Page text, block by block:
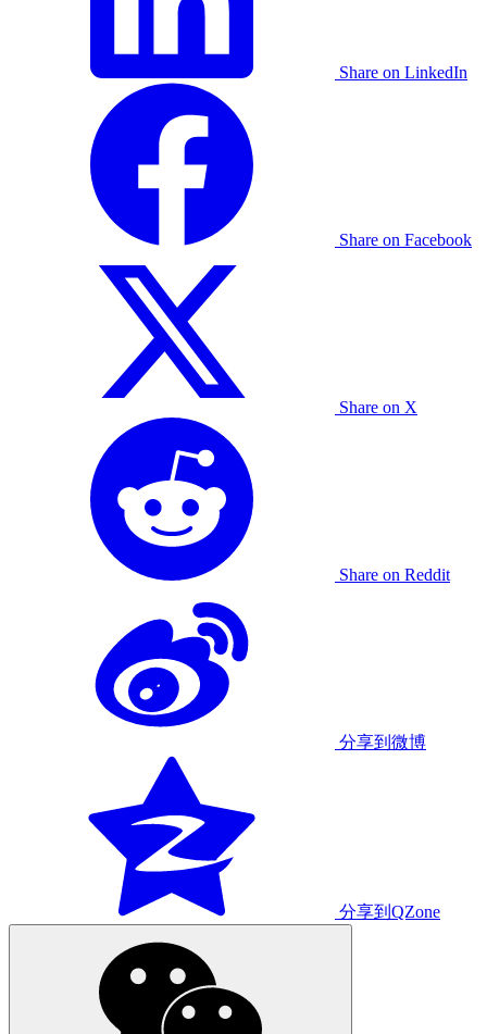
Share on LinkedIn
Share on Facebook
Share on X
Share on Reddit
分享到微博
分享到QZone